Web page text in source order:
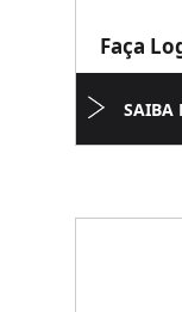
Faça
SAIBA